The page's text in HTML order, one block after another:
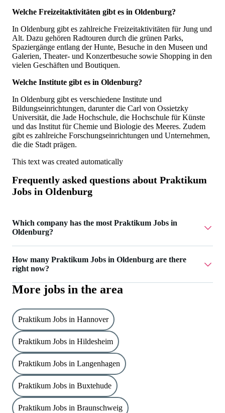
Welche Freizeitaktivitäten gibt es in Oldenburg?
In Oldenburg gibt es zahlreiche Freizeitaktivitäten für Jung und
Alt. Dazu gehören Radtouren durch die grünen Parks,
Spaziergänge entlang der Hunte, Besuche in den Museen und
Galerien, Theater- und Konzertbesuche sowie Shopping in den
vielen Geschäften und Boutiquen.
Welche Institute gibt es in Oldenburg?
In Oldenburg gibt es verschiedene Institute und
Bildungseinrichtungen, darunter die Carl von Ossietzky
Universität, die Jade Hochschule, die Hochschule für Künste
und das Institut für Chemie und Biologie des Meeres. Zudem
gibt es zahlreiche Forschungseinrichtungen und Unternehmen,
die die Stadt prägen.
This text was created automatically
Frequently asked questions about Praktikum
Jobs in Oldenburg
Which company has the most Praktikum Jobs in
Oldenburg?
How many Praktikum Jobs in Oldenburg are there
right now?
Currently there are 3 Praktikum Jobs in Oldenburg.
More jobs in the area
Praktikum Jobs in Hannover
Praktikum Jobs in Hildesheim
Praktikum Jobs in Langenhagen
Praktikum Jobs in Buxtehude
Praktikum Jobs in Braunschweig